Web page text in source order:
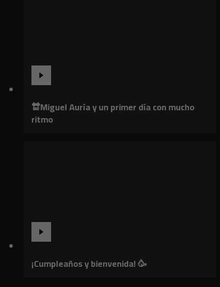
🔛Miguel Auría y un primer día con mucho
ritmo
¡Cumpleaños y bienvenida! 🥳